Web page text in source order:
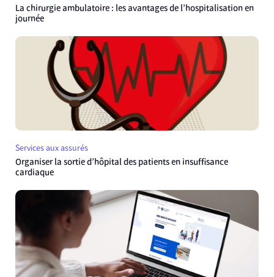
La chirurgie ambulatoire : les avantages de l’hospitalisation en
journée
Services aux assurés
Organiser la sortie d’hôpital des patients en insuffisance
cardiaque